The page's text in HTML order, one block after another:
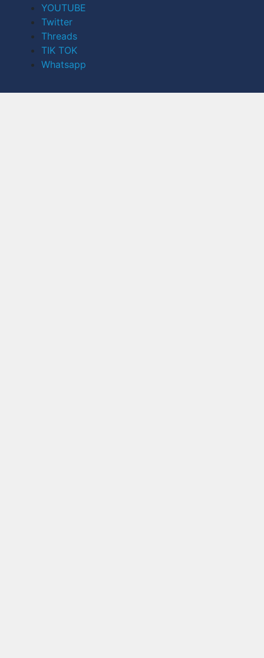
YOUTUBE
Twitter
Threads
TIK TOK
Whatsapp